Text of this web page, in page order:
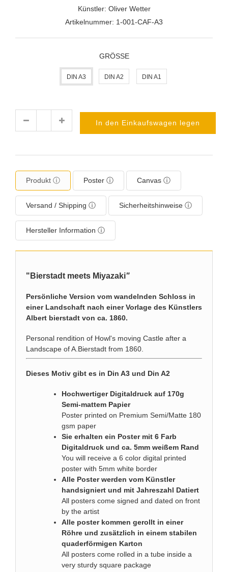
Künstler: Oliver Wetter
Artikelnummer: 1-001-CAF-A3
GRÖSSE
DIN A3 DIN A2 DIN A1
In den Einkaufswagen legen
Produkt ⓘ Poster ⓘ Canvas ⓘ
Versand / Shipping ⓘ Sicherheitshinweise ⓘ
Hersteller Information ⓘ
"Bierstadt meets Miyazaki"
Persönliche Version vom wandelnden Schloss in
einer Landschaft nach einer Vorlage des Künstlers
Albert bierstadt von ca. 1860.
Personal rendition of Howl's moving Castle after a
Landscape of A.Bierstadt from 1860.
Dieses Motiv gibt es in Din A3 und Din A2
Hochwertiger Digitaldruck auf 170g
Semi-mattem Papier
Poster printed on Premium Semi/Matte 180
gsm paper
Sie erhalten ein Poster mit 6 Farb
Digitaldruck und ca. 5mm weißem Rand
You will receive a 6 color digital printed
poster with 5mm white border
Alle Poster werden vom Künstler
handsigniert und mit Jahreszahl Datiert
All posters come signed and dated on front
by the artist
Alle poster kommen gerollt in einer
Röhre und zusätzlich in einem stabilen
quaderförmigen Karton
All posters come rolled in a tube inside a
very sturdy square package